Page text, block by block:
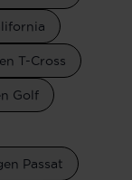
T-Cross
Golf
Passat